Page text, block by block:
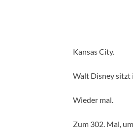
Kansas City.
Walt Disney sitzt
Wieder mal.
Zum 302. Mal,